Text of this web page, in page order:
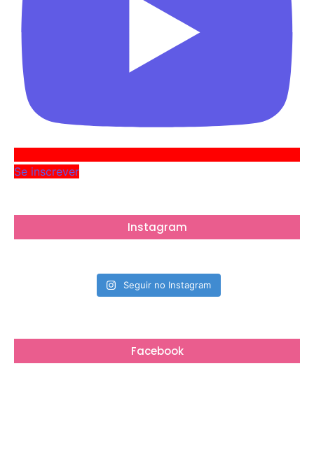
Se inscrever
Instagram
Seguir no Instagram
Facebook